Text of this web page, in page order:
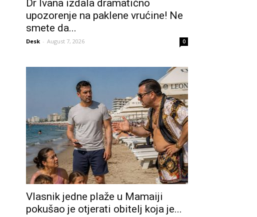
Dr Ivana izdala dramatično
upozorenje na paklene vrućine! Ne
smete da...
Desk - August 7, 2026 0
Vlasnik jedne plaže u Mamaiji
pokušao je otjerati obitelj koja je...